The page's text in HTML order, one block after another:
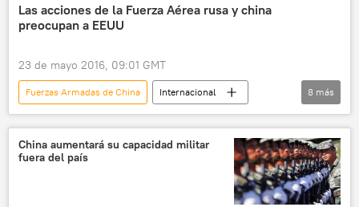
misil hipersónico
aviones
buques
vehículos
🌏 Asia
Las acciones de la Fuerza Aérea rusa y china
preocupan a EEUU
23 de mayo 2016, 09:01 GMT
Fuerzas Armadas de China
Internacional
Rusia
América del Norte
China
EEUU
Herbert Carlisle
Fuerzas Armadas de Rusia
8 más
China aumentará su capacidad militar
fuera del país